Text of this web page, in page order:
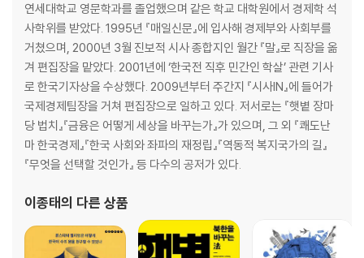
1 정부 규제의 역사적 변천 과정
2 탈규제 논쟁에서 간과된 것은 무엇인가?
3. 아직은 결론을 내리기에 너무 이르다
9장 : 개발도상국에서 공기업의 효율성
1 ‘비효율적’인 공기업이라는 허구
2 공기업을 둘러싼 찬반 양론
3 공기업과 사기업의 효율성 비교
4 실증적 증거를 통한 저개발국의 공기업 평가
5 공기업의 실적을 향상시킬 방법은 있는가?
참고 문헌
연세대학교 영문학과를 졸업했으며 같은 학교 대학원에서 경제학 석
사학위를 받았다. 1995년 『매일신문』에 입사해 경제부와 사회부를
거쳤으며, 2000년 3월 진보적 시사 종합지인 월간 『말』로 직장을 옮
겨 편집장을 맡았다. 2001년에 ‘한국전 직후 민간인 학살’ 관련 기사
로 한국기자상을 수상했다. 2009년부터 주간지 『시사IN』에 들어가
국제경제팀장을 거쳐 편집장으로 일하고 있다. 저서로는 『햇볕 장마
당 법치』『금융은 어떻게 세상을 바꾸는가』가 있으며, 그 외 『쾌도난
마 한국경제』『한국 사회와 좌파의 재정립』『역동적 복지국가의 길』
『무엇을 선택할 것인가』 등 다수의 공저가 있다.
이종태의 다른 상품